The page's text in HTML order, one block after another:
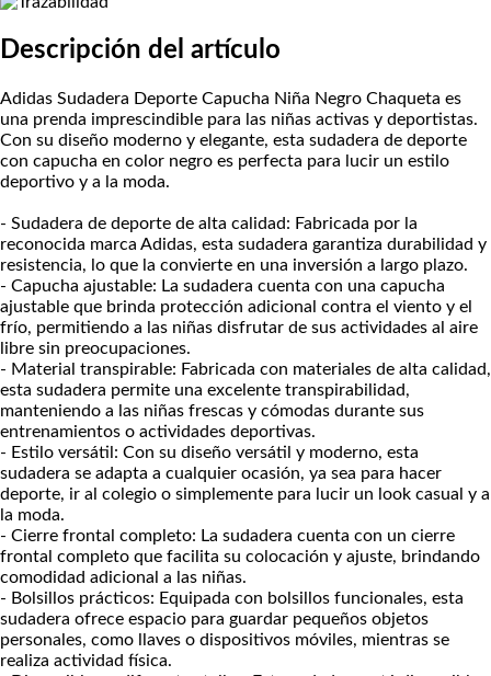
Descripción del artículo
Adidas Sudadera Deporte Capucha Niña Negro Chaqueta es
una prenda imprescindible para las niñas activas y deportistas.
Con su diseño moderno y elegante, esta sudadera de deporte
con capucha en color negro es perfecta para lucir un estilo
deportivo y a la moda.
- Sudadera de deporte de alta calidad: Fabricada por la
reconocida marca Adidas, esta sudadera garantiza durabilidad y
resistencia, lo que la convierte en una inversión a largo plazo.
- Capucha ajustable: La sudadera cuenta con una capucha
ajustable que brinda protección adicional contra el viento y el
frío, permitiendo a las niñas disfrutar de sus actividades al aire
libre sin preocupaciones.
- Material transpirable: Fabricada con materiales de alta calidad,
esta sudadera permite una excelente transpirabilidad,
manteniendo a las niñas frescas y cómodas durante sus
entrenamientos o actividades deportivas.
- Estilo versátil: Con su diseño versátil y moderno, esta
sudadera se adapta a cualquier ocasión, ya sea para hacer
deporte, ir al colegio o simplemente para lucir un look casual y a
la moda.
- Cierre frontal completo: La sudadera cuenta con un cierre
frontal completo que facilita su colocación y ajuste, brindando
comodidad adicional a las niñas.
- Bolsillos prácticos: Equipada con bolsillos funcionales, esta
sudadera ofrece espacio para guardar pequeños objetos
personales, como llaves o dispositivos móviles, mientras se
realiza actividad física.